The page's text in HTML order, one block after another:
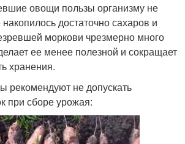
овощи пользы организму не
достаточно сахаров и
моркови чрезмерно много
ее менее полезной и сокращает
хранения.
рекомендуют не допускать
при сборе урожая: